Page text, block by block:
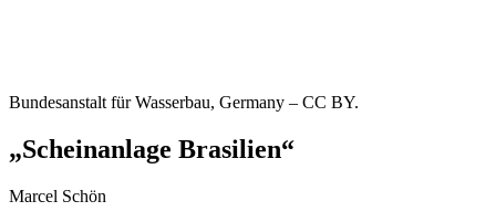
Bundesanstalt für Wasserbau, Germany – CC BY.
„Scheinanlage Brasilien“
Marcel Schön